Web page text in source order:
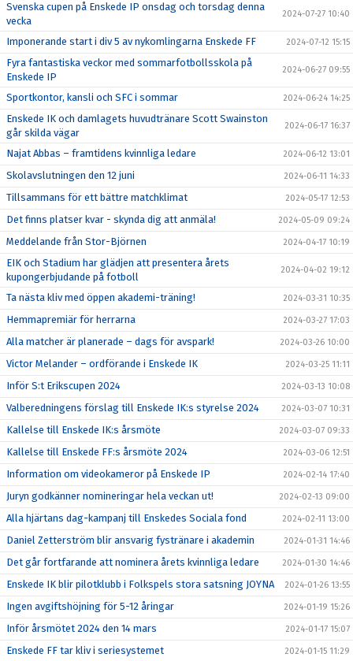
Svenska cupen på Enskede IP onsdag och torsdag denna
vecka
2024-07-27 10:40
Imponerande start i div 5 av nykomlingarna Enskede FF 2024-07-12 15:15
Fyra fantastiska veckor med sommarfotbollsskola på
Enskede IP
2024-06-27 09:55
Sportkontor, kansli och SFC i sommar 2024-06-24 14:25
Enskede IK och damlagets huvudtränare Scott Swainston
går skilda vägar
2024-06-17 16:37
Najat Abbas – framtidens kvinnliga ledare 2024-06-12 13:01
Skolavslutningen den 12 juni 2024-06-11 14:33
Tillsammans för ett bättre matchklimat 2024-05-17 12:53
Det finns platser kvar - skynda dig att anmäla! 2024-05-09 09:24
Meddelande från Stor-Björnen 2024-04-17 10:19
EIK och Stadium har glädjen att presentera årets
kupongerbjudande på fotboll
2024-04-02 19:12
Ta nästa kliv med öppen akademi-träning! 2024-03-31 10:35
Hemmapremiär för herrarna 2024-03-27 17:03
Alla matcher är planerade – dags för avspark! 2024-03-26 10:00
Victor Melander – ordförande i Enskede IK 2024-03-25 11:11
Inför S:t Erikscupen 2024 2024-03-13 10:08
Valberedningens förslag till Enskede IK:s styrelse 2024 2024-03-07 10:31
Kallelse till Enskede IK:s årsmöte 2024-03-07 09:33
Kallelse till Enskede FF:s årsmöte 2024 2024-03-06 12:51
Information om videokameror på Enskede IP 2024-02-14 17:40
Juryn godkänner nomineringar hela veckan ut! 2024-02-13 09:00
Alla hjärtans dag-kampanj till Enskedes Sociala fond 2024-02-11 13:00
Daniel Zetterström blir ansvarig fystränare i akademin 2024-01-31 14:46
Det går fortfarande att nominera årets kvinnliga ledare 2024-01-30 14:46
Enskede IK blir pilotklubb i Folkspels stora satsning JOYNA 2024-01-26 13:55
Ingen avgiftshöjning för 5-12 åringar 2024-01-19 15:26
Inför årsmötet 2024 den 14 mars 2024-01-17 15:07
Enskede FF tar kliv i seriesystemet 2024-01-15 11:29